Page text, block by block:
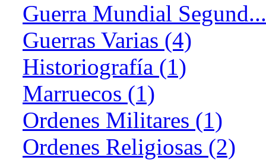
Guerra Mundial
Guerras Varias (4)
Historiografía (1)
Marruecos (1)
Ordenes Militares (1)
Ordenes Religiosas (2)